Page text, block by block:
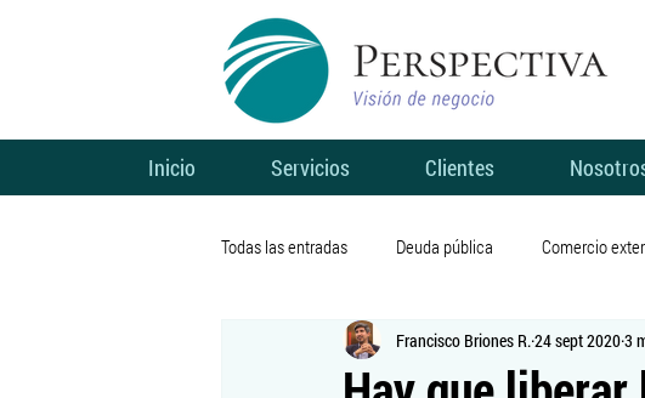
Inicio Servicios Clientes
Todas las entradas Deuda pública Comercio
Sin categoría Finanzas públicas Electoral
Francisco Briones R.24 sept 20203